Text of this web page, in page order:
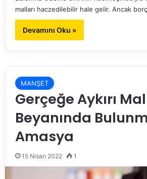
malları haczedilebilir hale gelir. Ancak
Devamını Oku »
MANŞET
Gerçeğe Aykırı Mal
Beyanında
Amasya
15 Nisan 2022 1